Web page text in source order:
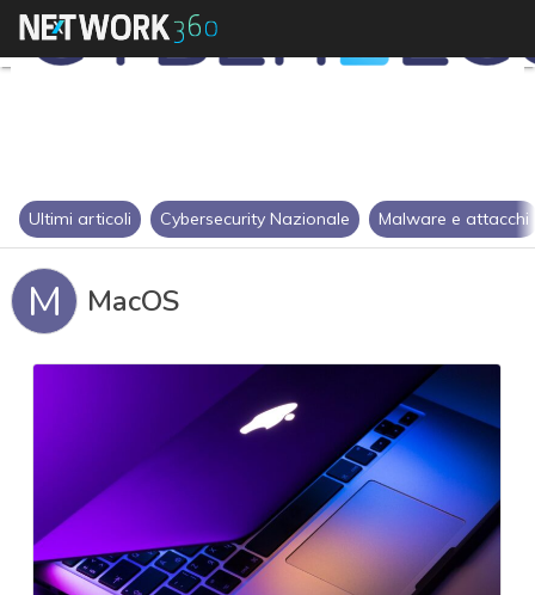
Ultimi articoli Cybersecurity Nazionale Malware e attacchi
M MacOS